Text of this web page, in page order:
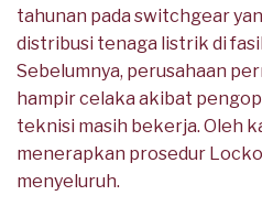
tahunan pada switchgear
distribusi tenaga listrik di
Sebelumnya, perusahaan
hampir celaka akibat
teknisi masih bekerja. Oleh
menerapkan prosedur
menyeluruh.